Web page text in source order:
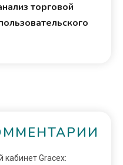
торговой
кабинет Gracex: